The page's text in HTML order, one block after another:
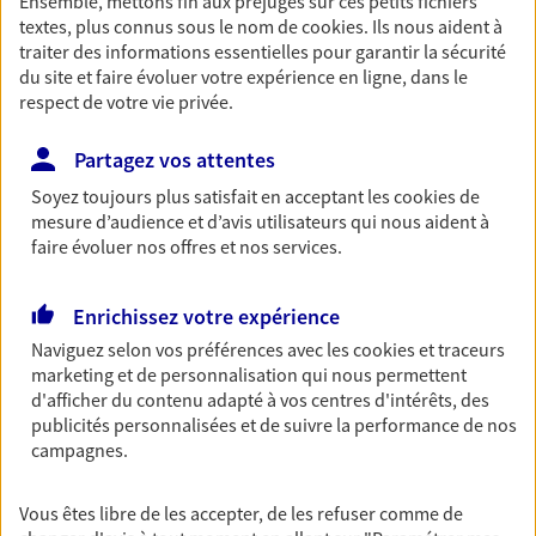
Découvrir l'offre Garantie Accidents de la Vie
OBTENIR UN TARIF EN LIGNE
Multirisque Entreprise
Gagnez en simplicité et en sérénité avec votre
assurance multirisque entreprise. Un contrat
unique pour protéger vos locaux, matériels pro,
équipements et stocks… sans oublier votre
Découvrir l'offre Multirisque Entreprise
DEMANDER UN DEVIS
textes, plus connus sous le nom decookies. Ils nous aident à
traiter des informations essentielles pour garantir la sécurité
du site et faire évoluer votre expérience en ligne, dans le
respect de votre vie privée.
Partagez vos attentes
Soyez toujours plus satisfait en acceptant lescookiesde
mesure d’audience et d’avis utilisateurs qui nous aident à
faire évoluer nos offres et nos services.
Enrichissez votre expérience
Naviguez selon vos préférences avec lescookies et traceurs
marketing et de personnalisation qui nous permettent
d'afficher du contenu adapté à vos centres d'intérêts, des
publicités personnalisées et de suivre la performance de nos
campagnes.
Vous êtes libre de les accepter, de les refuser comme de